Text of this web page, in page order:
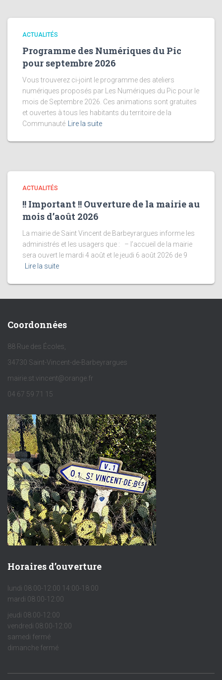
ACTUALITÉS
Programme des Numériques du Pic
pour septembre 2026
Vous trouverez ci-joint le programme des ateliers
numériques proposés par Les Numériques du Pic pour le
mois de Septembre 2026. Ces animations sont gratuites
et ouvertes à tous les habitants du territoire de la
Communauté
Lire la suite
ACTUALITÉS
!! Important !! Ouverture de la mairie au
mois d’août 2026
La mairie de Saint Vincent de Barbeyrargues informe les
administrés et les usagers que : – l’accueil de la mairie
sera ouvert le mardi 4 août et le jeudi 6 août 2026 de 9
Lire la suite
Coordonnées
88 Rue des Écoles,
34730 Saint-Vincent-de-Barbeyrargues
mairie.st.vincent@orange.fr
04 67 59 71 15
Horaires d’ouverture
lundi 08:00-12:00 14:00-18:00
mardi 08:00-12:00
jeudi 08:00-12:00
vendredi 08:00-12:00
samedi fermé
dimanche fermé